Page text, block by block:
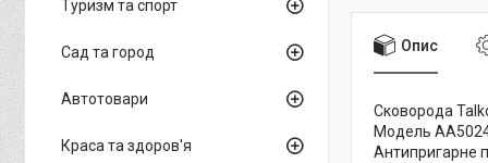
Опис
Сковорода
Модель
Антипригарне
Туризм та спорт
Сад та город
Автотовари
Краса та здоров'я